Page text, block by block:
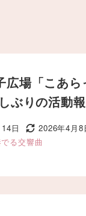
広場「こあ
ぶりの活動
日
更新日
2026年4月8
る交響曲